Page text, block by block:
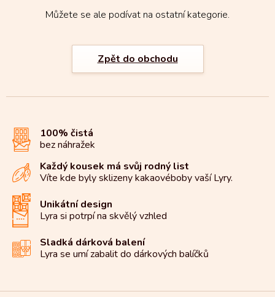
Můžete se ale podívat na ostatní kategorie.
Zpět do obchodu
100% čistá
bez náhražek
Každý kousek má svůj rodný list
Víte kde byly sklizeny kakaovéboby vaší Lyry.
Unikátní design
Lyra si potrpí na skvělý vzhled
Sladká dárková balení
Lyra se umí zabalit do dárkových balíčků